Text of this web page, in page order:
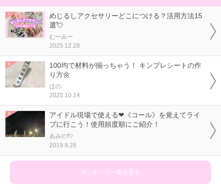
めじるしアクセサリーどこにつける？活用方法15
選💘
むーみー
2025.12.28
100均で材料が揃っちゃう！ キンブレシートの作
り方🌼
ほの
2020.10.14
アイドル現場で使える❤《コール》を覚えてライ
ブに行こう！使用頻度順にご紹介！
あみのｻﾝ
2019.9.28
ランキング一覧を見る